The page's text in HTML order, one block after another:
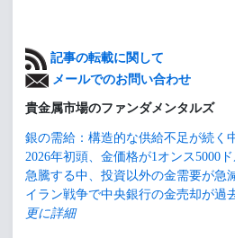
記事の転載に関して
メールでのお問い合わせ
貴金属市場のファンダメンタルズ
銀の需給：構造的な供給不足が続く
2026年初頭、金価格が1オンス5000
急騰する中、投資以外の金需要が急
イラン戦争で中央銀行の金売却が過
更に詳細